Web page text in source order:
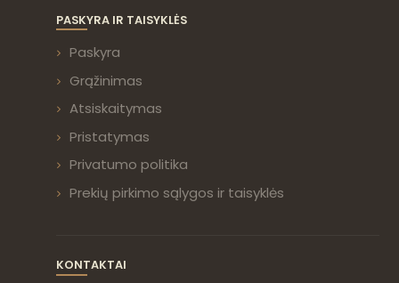
PASKYRA IR TAISYKLĖS
Paskyra
Grąžinimas
Atsiskaitymas
Pristatymas
Privatumo politika
Prekių pirkimo sąlygos ir taisyklės
KONTAKTAI